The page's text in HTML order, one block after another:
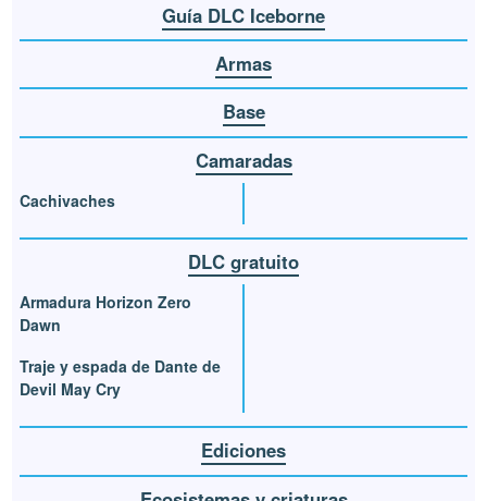
Guía DLC Iceborne
Armas
Base
Camaradas
Cachivaches
DLC gratuito
Armadura Horizon Zero
Dawn
Traje y espada de Dante de
Devil May Cry
Ediciones